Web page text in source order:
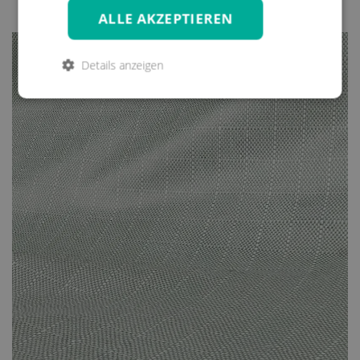
Wochen im Urlaub oder in sonstiger Weise abwesend sind, sollten
allzu neugierigen Blicken; vor allem jedoch vor unnötigen
angebotenen Modelle handelt es sich somit nicht nur um
irgendein Zubehör, das eigentlich vollkommen unnötig ist.
Vielmehr handelt es sich um eine Art lebensverlängernde
Maßnahme für Ihre hochwertigen Möbel.
Ihre Möbel mit diesen Überzügen zu versehen ist im
sprichwörtlichen Handumdrehen erledigt. Der dadurch zu
erzielende Nutzen hält ungleich länger an. Die Überwürfe trotzen
zu heftiger Einstrahlung von Sonne und anderen ungünstigen
Wetterverhältnissen. Gerade an diesem Zubehör sollten Sie also
keinesfalls sparen. Diese kleine Investition wird sich Hundertfach
auszahlen, so dass Sie sich lange Zeit an Ihren wie neu
aussehenden Möbeln werden erfreuen können.
ALLE AKZEPTIEREN
Details anzeigen